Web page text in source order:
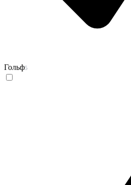
Гольф5